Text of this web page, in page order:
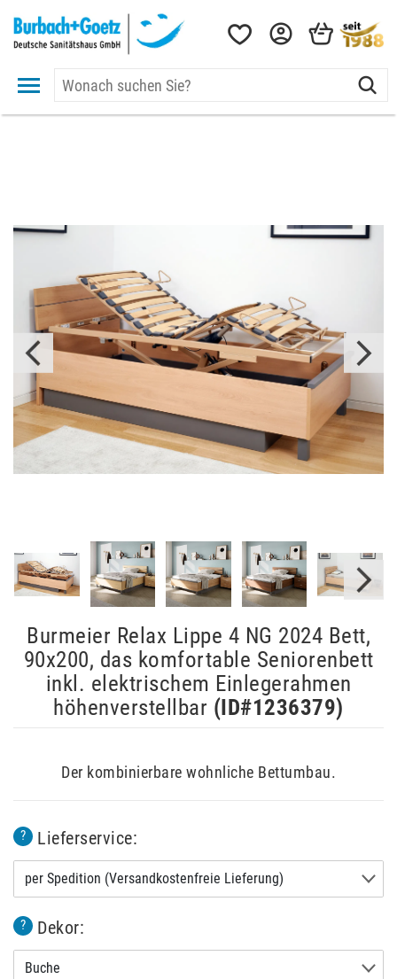
Burmeier Relax Lippe 4 NG 2024 Bett,
90x200, das komfortable Seniorenbett
inkl. elektrischem Einlegerahmen
höhenverstellbar (ID#1236379)
Der kombinierbare wohnliche Bettumbau.
? Lieferservice:
per Spedition (Versandkostenfreie Lieferung)
? Dekor:
Buche